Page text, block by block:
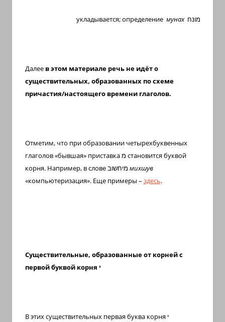
укладывается; определение мунах מונח
Далее в этом материале речь не идёт о
существительных, образованных по схеме
причастия/настоящего времени глаголов.
Отметим, что при образовании четырехбуквенных
глаголов «бывшая» приставкаמ становится буквой
корня. Например, в словеמיחשוב михшув
«компьютеризация». Еще примеры – здесь.
Существительные, образованные от корней с
первой буквой корня י
В этих существительных первая буква корня י